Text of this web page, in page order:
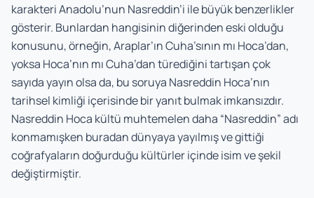
karakteri Anadolu’nun Nasreddin’i ile büyük benzerlikler
gösterir. Bunlardan hangisinin diğerinden eski olduğu
konusunu, örneğin, Araplar’ın Cuha’sının mı Hoca’dan,
yoksa Hoca’nın mı Cuha’dan türediğini tartışan çok
sayıda yayın olsa da, bu soruya Nasreddin Hoca’nın
tarihsel kimliği içerisinde bir yanıt bulmak imkansızdır.
Nasreddin Hoca kültü muhtemelen daha “Nasreddin” adı
konmamışken buradan dünyaya yayılmış ve gittiği
coğrafyaların doğurduğu kültürler içinde isim ve şekil
değiştirmiştir.